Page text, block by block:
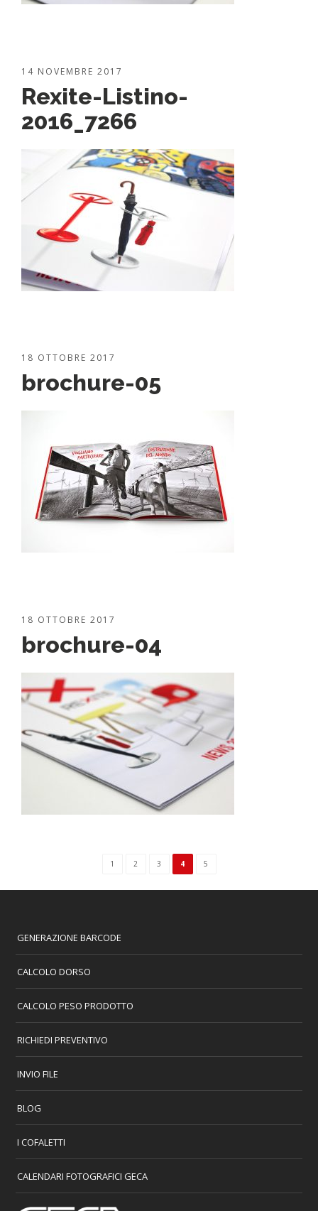
14 NOVEMBRE 2017
Rexite-Listino-
2016_7266
18 OTTOBRE 2017
brochure-05
18 OTTOBRE 2017
brochure-04
1 2 3 4 5
GENERAZIONE BARCODE
CALCOLO DORSO
CALCOLO PESO PRODOTTO
RICHIEDI PREVENTIVO
INVIO FILE
BLOG
I COFALETTI
CALENDARI FOTOGRAFICI GECA